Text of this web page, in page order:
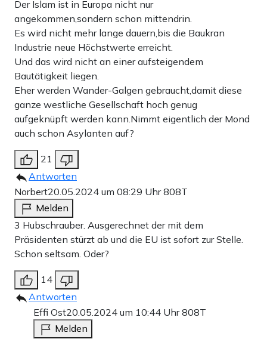
Der Islam ist in Europa nicht nur
angekommen,sondern schon mittendrin.
Es wird nicht mehr lange dauern,bis die Baukran
Industrie neue Höchstwerte erreicht.
Und das wird nicht an einer aufsteigendem
Bautätigkeit liegen.
Eher werden Wander-Galgen gebraucht,damit diese
ganze westliche Gesellschaft hoch genug
aufgeknüpft werden kann.Nimmt eigentlich der Mond
auch schon Asylanten auf?
21
Antworten
Norbert20.05.2024 um 08:29 Uhr808T
Melden
3 Hubschrauber. Ausgerechnet der mit dem
Präsidenten stürzt ab und die EU ist sofort zur Stelle.
Schon seltsam. Oder?
14
Antworten
Effi Ost20.05.2024 um 10:44 Uhr808T
Melden